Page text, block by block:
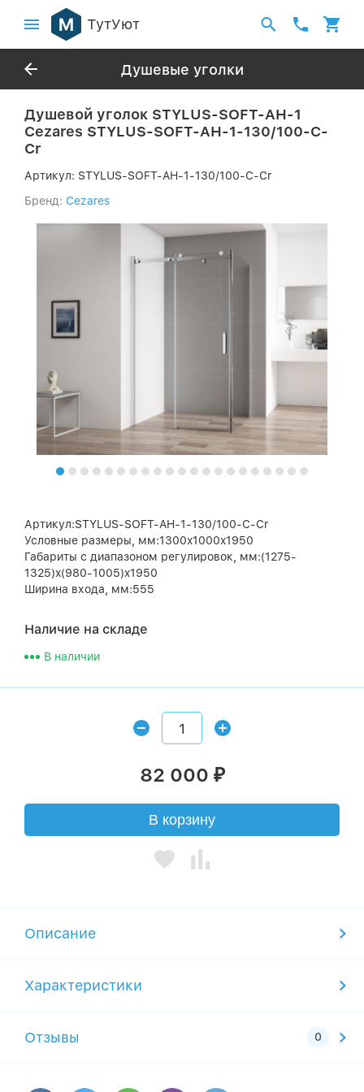
ТутУют
Душевые уголки
Душевой уголок STYLUS-SOFT-AH-1
Cezares STYLUS-SOFT-AH-1-130/100-C-
Cr
Артикул: STYLUS-SOFT-AH-1-130/100-C-Cr
Бренд: Cezares
Артикул:STYLUS-SOFT-AH-1-130/100-C-Cr
Условные размеры, мм:1300x1000x1950
Габариты с диапазоном регулировок, мм:(1275-
1325)x(980-1005)x1950
Ширина входа, мм:555
Наличие на складе
В наличии
82 000 ₽
В корзину
Описание
Характеристики
Отзывы